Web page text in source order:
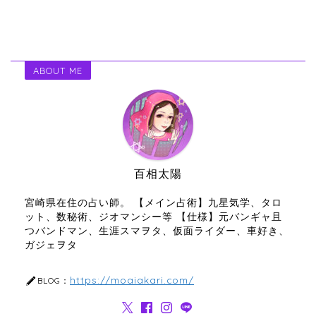
ABOUT ME
百相太陽
宮崎県在住の占い師。 【メイン占術】九星気学、タロ
ット、数秘術、ジオマンシー等 【仕様】元バンギャ且
つバンドマン、生涯スマヲタ、仮面ライダー、車好き、
ガジェヲタ
BLOG： https://moaiakari.com/